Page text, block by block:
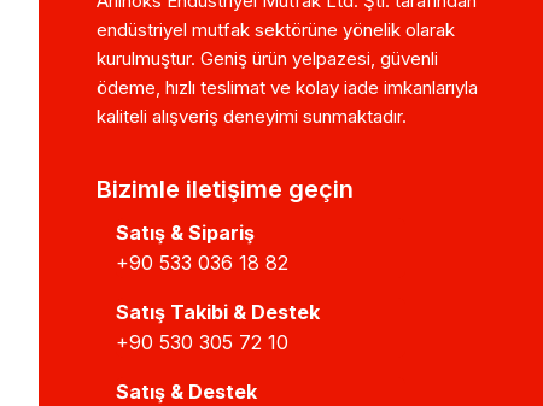
endüstriyel mutfak sektörüne yönelik olarak
kurulmuştur. Geniş ürün yelpazesi, güvenli
ödeme, hızlı teslimat ve kolay iade imkanlarıyla
kaliteli alışveriş deneyimi sunmaktadır.
Bizimle iletişime geçin
Satış & Sipariş
+90 533 036 18 82
Satış Takibi & Destek
+90 530 305 72 10
Satış & Destek